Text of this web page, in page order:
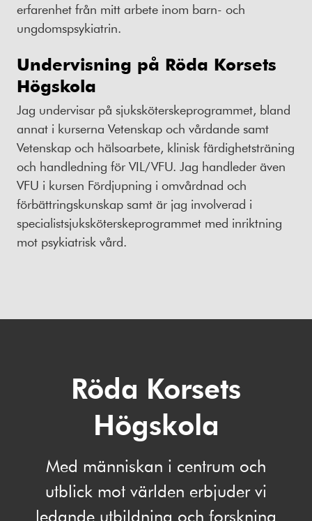
erfarenhet från mitt arbete inom barn- och
ungdomspsykiatrin.
Undervisning på Röda Korsets
Högskola
Jag undervisar på sjuksköterskeprogrammet, bland
annat i kurserna Vetenskap och vårdande samt
Vetenskap och hälsoarbete, klinisk färdighetsträning
och handledning för VIL/VFU. Jag handleder även
VFU i kursen Fördjupning i omvårdnad och
förbättringskunskap samt är jag involverad i
specialistsjuksköterskeprogrammet med inriktning
mot psykiatrisk vård.
Röda Korsets
Högskola
Med människan i centrum och
utblick mot världen erbjuder vi
ledande utbildning och forskning